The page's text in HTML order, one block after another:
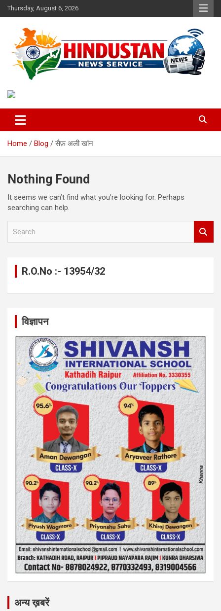
Skip
to
Thursday, August 6, 2026
Hindustan News Service
Home Blog सैफ़ अली खांन
Nothing Found
It seems we can’t find what you’re looking for. Perhaps
searching can help.
R.O.No :- 13954/32
विज्ञापन
अन्य ख़बरें